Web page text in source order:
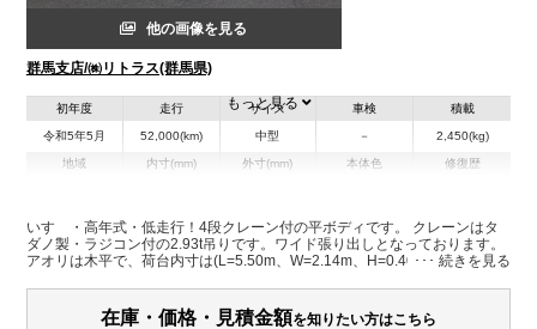
他の画像を見る
群馬支店/㈱リトラス(群馬県)
初年度
令和5年5月
走行
52,000(km)
サイズ
中型
車検
－
積載
2,450(kg)
地域 内寸(mm) 外寸(mm) 本体色 修復歴
装備情報
エアコン パワステ パワーウィンドウ ABS エアバッグ
電動格納ミラー
もっと見る
いすゞ・高年式・低走行！4段クレーン付の平ボディです。 クレーンはタ
ダノ製・ラジコン付の2.93t吊りです。ワイド張り出しとなっております。
アオリは木平で、荷台内寸は(L=5.50m、W=2.14m、H=0.40m）で積載量
り、床板状態も良好な一台です。
在庫・価格・見積金額を知りたい方はこちら